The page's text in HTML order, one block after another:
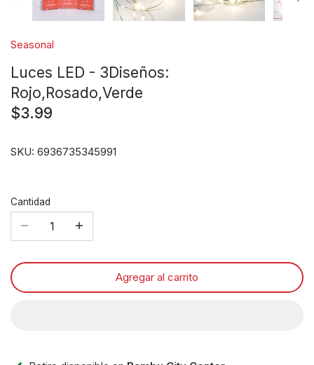
Seasonal
Luces LED - 3Diseños:
Rojo,Rosado,Verde
$3.99
SKU: 6936735345991
Cantidad
Agregar al carrito
Disney pixar
Blind boxes